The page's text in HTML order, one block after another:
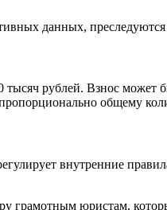
данных,
рублей. Взнос
общему
внутренние
грамотным юристам,